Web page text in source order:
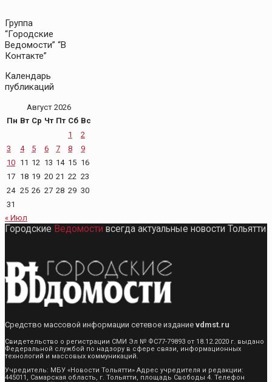
Группа
“Городские
Ведомости” “В
Контакте”
Календарь
публикаций
Август 2026
Пн Вт Ср Чт Пт Сб Вс
1
2
3
4 5 6 7 8
9
10 11 12 13 14 15 16
17 18 19 20 21 22 23
24 25 26 27 28 29 30
31
« Июл
Городские Ведомости всегда актуальные новости Тольятти
Средство массовой информации сетевое издание vdmst.ru
Свидетельство о регистрации СМИ Эл № ФС77-79893 от 18.12.2020 г. выдано
Федеральной службой по надзору в сфере связи, информационных
технологий и массовых коммуникаций.
Учредитель: МБУ «Новости Тольятти» Адрес учредителя и редакции:
445011, Самарская область, г. Тольятти, площадь Свободы 4. Телефон